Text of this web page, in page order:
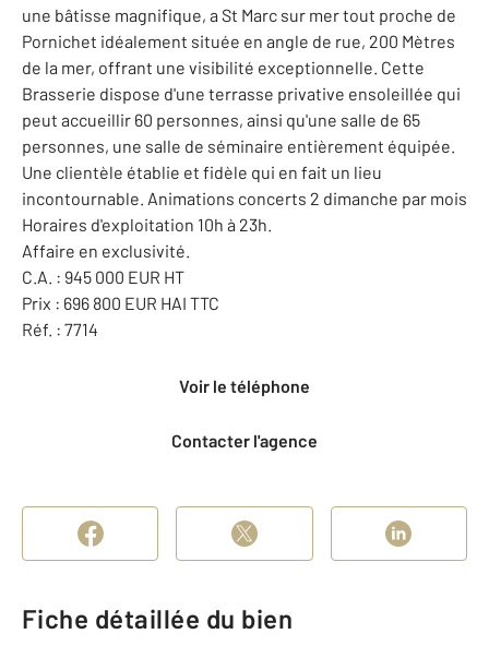
une bâtisse magnifique, a St Marc sur mer tout proche de
Pornichet idéalement située en angle de rue, 200 Mètres
de la mer, offrant une visibilité exceptionnelle. Cette
Brasserie dispose d'une terrasse privative ensoleillée qui
peut accueillir 60 personnes, ainsi qu'une salle de 65
personnes, une salle de séminaire entièrement équipée.
Une clientèle établie et fidèle qui en fait un lieu
incontournable. Animations concerts 2 dimanche par mois
Horaires d'exploitation 10h à 23h.
Affaire en exclusivité.
C.A. : 945 000 EUR HT
Prix : 696 800 EUR HAI TTC
Réf. : 7714
Voir le téléphone
Contacter l'agence
Fiche détaillée du bien